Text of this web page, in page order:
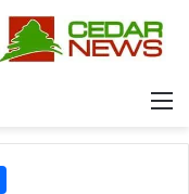
القائمة